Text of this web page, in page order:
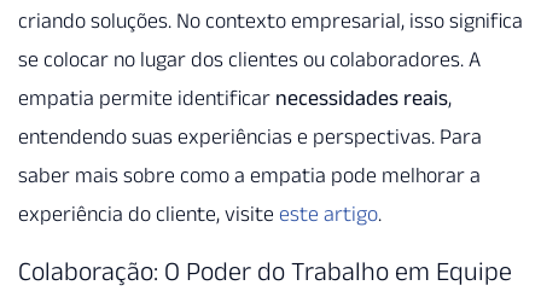
criando soluções. No contexto empresarial, isso significa
se colocar no lugar dos clientes ou colaboradores. A
empatia permite identificar necessidades reais,
entendendo suas experiências e perspectivas. Para
saber mais sobre como a empatia pode melhorar a
experiência do cliente, visite este artigo.
Colaboração: O Poder do Trabalho em Equipe